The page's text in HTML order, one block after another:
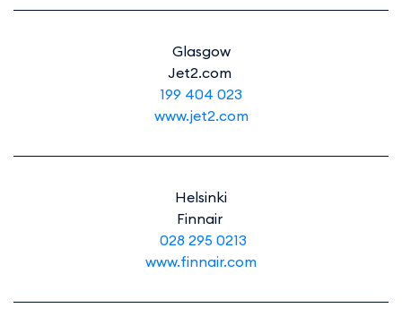
Glasgow
Jet2.com
199 404 023
www.jet2.com
Helsinki
Finnair
028 295 0213
www.finnair.com